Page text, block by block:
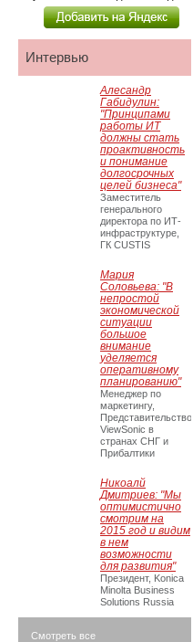
Интервью
Алесандр
Габидулин:
"Принципами
работы ИТ
должны стать
проактивность
и понимание
долгосрочных
целей бизнеса"
Заместитель
генерального
директора по ИТ-
инфраструктуре,
ГК CUSTIS
Мария
Соловьева: "В
непростой
экономической
ситуации
большое
внимание
уделяется
оперативному
планированию"
Менеджер по
маркетингу,
Представительство
ViewSonic в
странах СНГ и
Прибалтики
Никоалй
Дмитриев: "Мы
оптимистично
смотрим на
2015 год и видим
в нем
возможности
для развития"
Президент, Konica
Minolta Business
Solutions Russia
Смотреть все